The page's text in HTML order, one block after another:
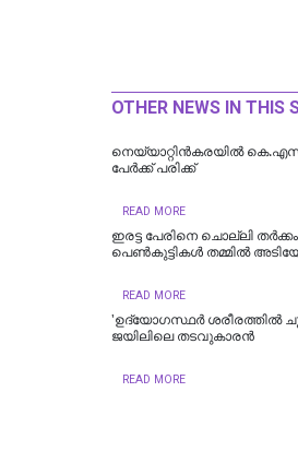
OTHER NEWS IN THIS
നെയ്യാറ്റിൻകരയിൽ
പേർക്ക് പരിക്ക്
READ MORE
ഇരട്ട പേരിനെ ചൊല്ലി
പെൺകുട്ടികൾ തമ്മിൽ
READ MORE
'ഉദ്യോഗസ്ഥർ ശരീരത്തിൽ
ജയിലിലെ തടവുകാരൻ
READ MORE